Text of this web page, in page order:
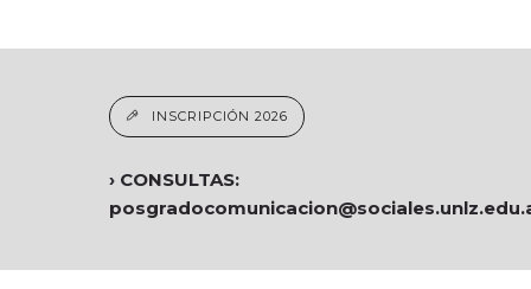
INSCRIPCIÓN 2026
› CONSULTAS: